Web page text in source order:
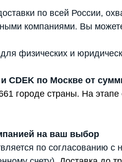
по всей России,
компаниями. Вы
физических и
CDEK по Москве от
городе страны. На
на ваш выбор
по согласованию